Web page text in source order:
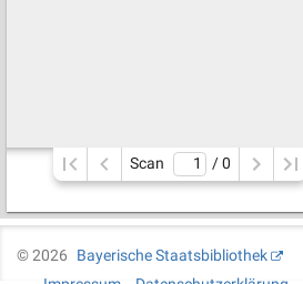
Scan / 0
©2026
Bayerische Staatsbibliothek